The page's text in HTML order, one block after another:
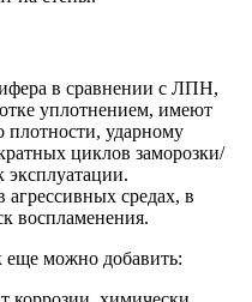
в сравнении с ЛПН,
уплотнением, имеют
плотности, ударному
циклов заморозки/
средах, в
воспламенения.
еще можно добавить: